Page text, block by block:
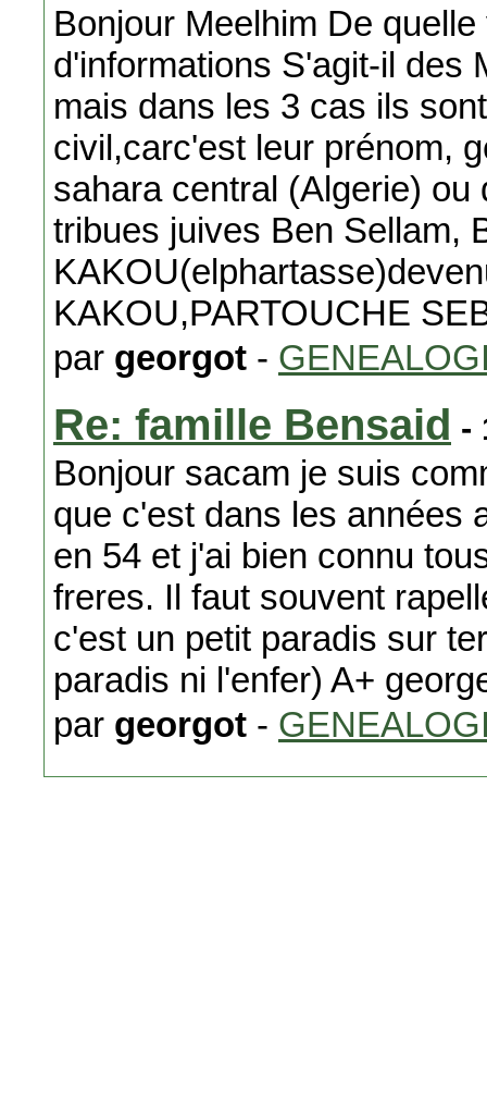
Bonjour Meelhim De
d'informations S'agit-il des
mais dans les 3 cas ils
civil,carc'est leur prénom,
sahara central (Algerie)
tribues juives Ben Sellam,
KAKOU,PARTOUCHE
par georgot -
Re: famille Bensaid -
Bonjour sacam je suis
que c'est dans les années
en 54 et j'ai bien connu
freres. Il faut souvent
c'est un petit paradis sur
paradis ni l'enfer) A+
par georgot -